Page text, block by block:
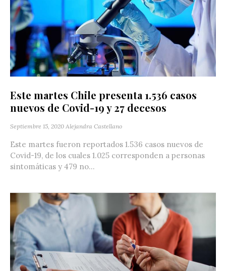
Este martes Chile presenta 1.536 casos
nuevos de Covid-19 y 27 decesos
Septiembre 15, 2020 Alejandra Castellano
Este martes fueron reportados 1.536 casos nuevos de
Covid-19, de los cuales 1.025 corresponden a personas
sintomáticas y 479 no...